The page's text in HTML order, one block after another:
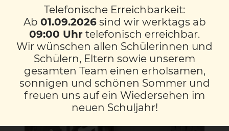
Übungen, die das Zusammenspiel und die
Ausdrucksfähigkeit stärkten.
Am Ende der Woche konnten die Kinder
bei einer Aufführung vor anderen Klassen
stolz zeigen, was sie gemeinsam geübt
hatten. Die Projektwoche war geprägt von
Freude, Kreativität und Teamarbeit.
Telefonische Erreichbarkeit:
Ab 01.09.2026sind wir werktags ab
09:00 Uhr telefonisch erreichbar.
Wir wünschen allen Schülerinnen und
Schülern, Eltern sowie unserem
gesamten Team einen erholsamen,
sonnigen und schönen Sommer und
freuen uns auf ein Wiedersehen im
neuen Schuljahr!